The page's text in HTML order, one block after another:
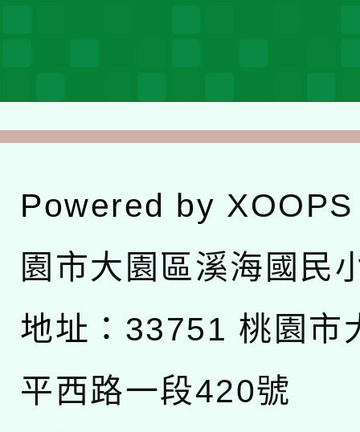
Powered by XOOPS
園市大園區溪海國民
地址： 33751 桃園市
平西路一段420號